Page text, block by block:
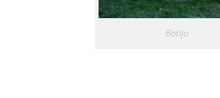
Botijo